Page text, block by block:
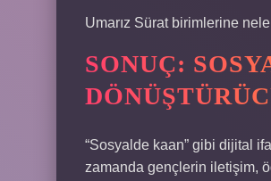
Umarız Sürat birimlerine
SONUÇ:
“Sosyalde kaan” gibi dijital
zamanda gençlerin iletişim,